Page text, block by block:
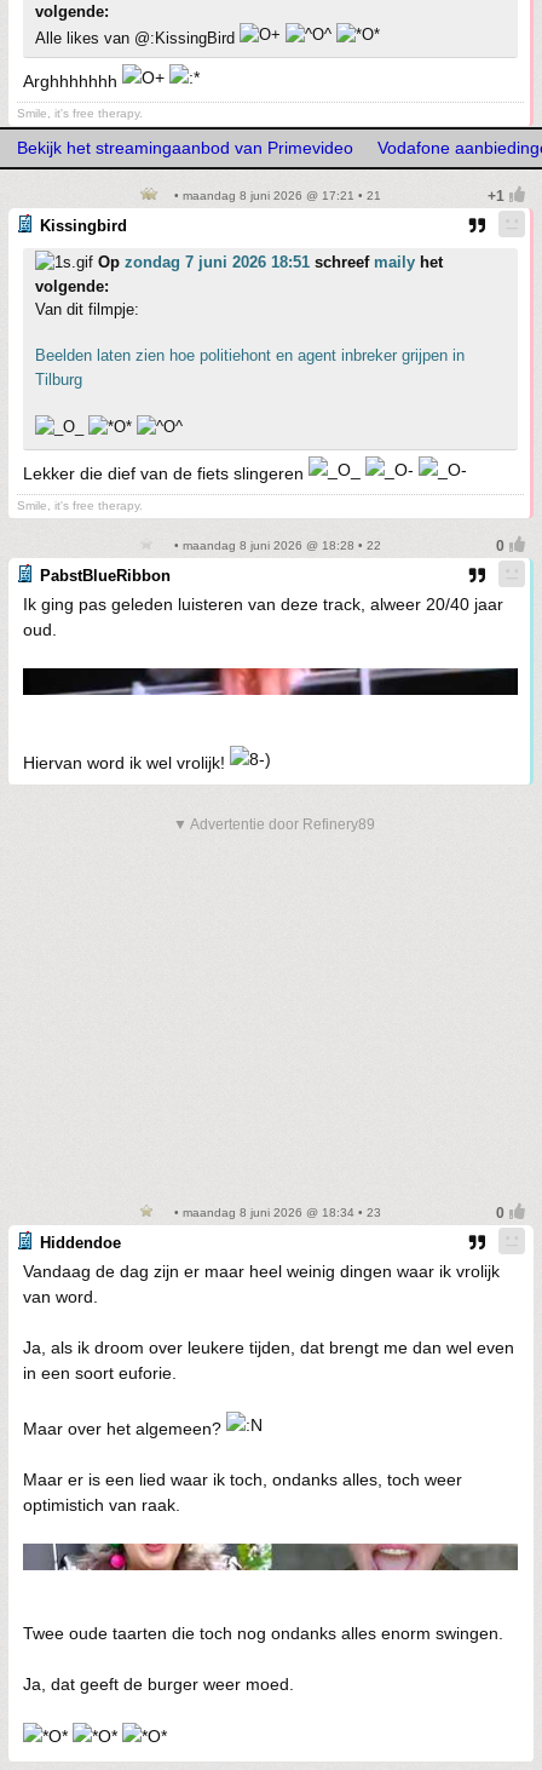
volgende:
Alle likes van @:KissingBird
Arghhhhhhh
Smile, it's free therapy.
Bekijk het streamingaanbod van Primevideo Vodafone
• maandag 8 juni 2026 @ 17:21 • 21
Kissingbird
Op zondag 7 juni 2026 18:51 schreef maily het
volgende:
Van dit filmpje:
Beelden laten zien hoe politiehont en agent inbreker grijpen in
Tilburg
Lekker die dief van de fiets slingeren
Smile, it's free therapy.
• maandag 8 juni 2026 @ 18:28 • 22
PabstBlueRibbon
Ik ging pas geleden luisteren van deze track, alweer 20/40 jaar
oud.
Hiervan word ik wel vrolijk!
▼ Advertentie door Refinery89
• maandag 8 juni 2026 @ 18:34 • 23
Hiddendoe
Vandaag de dag zijn er maar heel weinig dingen waar ik vrolijk
van word.
Ja, als ik droom over leukere tijden, dat brengt me dan wel even
in een soort euforie.
Maar over het algemeen?
Maar er is een lied waar ik toch, ondanks alles, toch weer
optimistich van raak.
Twee oude taarten die toch nog ondanks alles enorm swingen.
Ja, dat geeft de burger weer moed.